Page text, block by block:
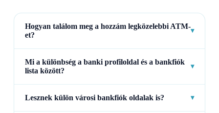
Hogyan találom meg a hozzám legközelebbi ATM-
et?
▾
Mi a különbség a banki profiloldal és a bankfiók
lista között?
▾
Lesznek külön városi bankfiók oldalak is? ▾